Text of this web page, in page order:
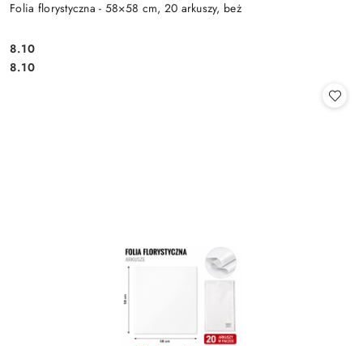
Folia florystyczna - 58×58 cm, 20 arkuszy, beż
Cena:
8.10
Cena:
8.10